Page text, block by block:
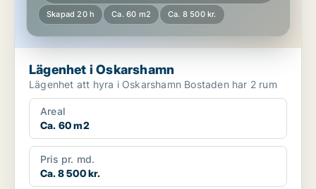
Skapad 20 h Ca. 60 m2 Ca. 8 500 kr.
Lägenhet i Oskarshamn
Lägenhet att hyra i Oskarshamn Bostaden har 2 rum
Areal
Ca. 60 m2
Pris pr. md.
Ca. 8 500 kr.